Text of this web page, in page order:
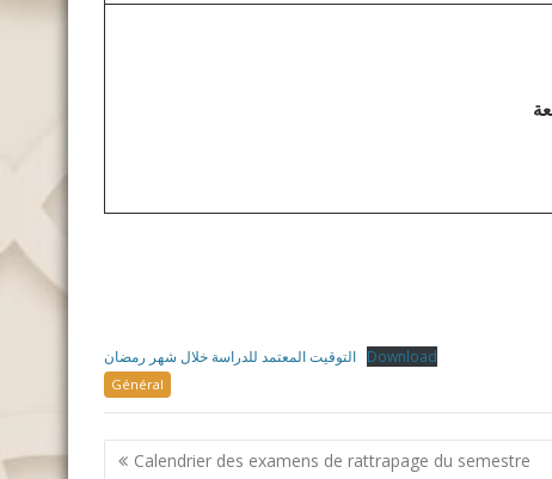
التوقيت المعتمد للدراسة خلال شهر رمضان Download
Général
Navigation
Calendrier des examens de rattrapage du semestre